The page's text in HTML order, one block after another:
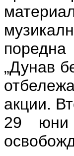
поредна
„Дунав
акции.
29 юни